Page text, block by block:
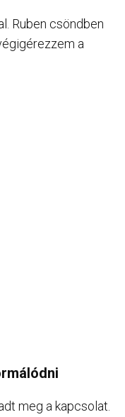
Ruben csöndben
a
meg a kapcsolat.